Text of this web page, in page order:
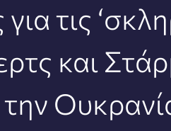
τις
και